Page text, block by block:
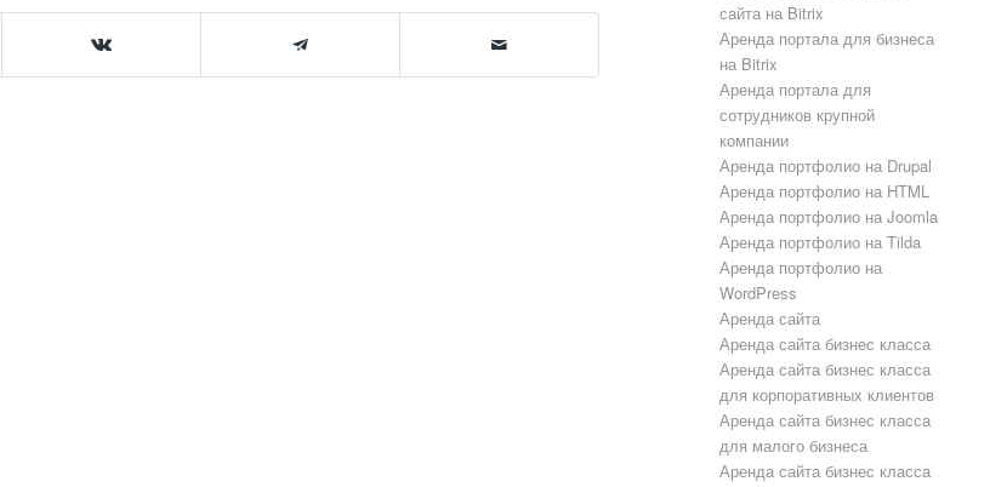
сайта на Bitrix
Аренда портала для бизнеса
на Bitrix
Аренда портала для
сотрудников крупной
компании
Аренда портфолио на Drupal
Аренда портфолио на HTML
Аренда портфолио на Joomla
Аренда портфолио на Tilda
Аренда портфолио на
WordPress
Аренда сайта
Аренда сайта бизнес класса
Аренда сайта бизнес класса
для корпоративных клиентов
Аренда сайта бизнес класса
для малого бизнеса
Аренда сайта бизнес класса